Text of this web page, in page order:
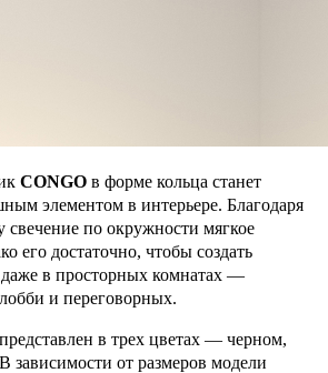
CONGO в форме кольца станет
элементом в интерьере. Благодаря
свечение по окружности мягкое
его достаточно, чтобы создать
в просторных комнатах —
и переговорных.
в трех цветах — черном,
зависимости от размеров модели